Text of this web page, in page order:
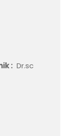
: Dr.sc